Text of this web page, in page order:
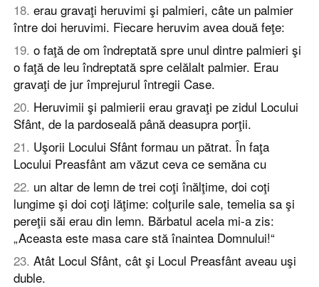
18. erau gravaţi heruvimi şi palmieri, câte un palmier
între doi heruvimi. Fiecare heruvim avea două feţe:
19. o faţă de om îndreptată spre unul dintre palmieri şi
o faţă de leu îndreptată spre celălalt palmier. Erau
gravaţi de jur împrejurul întregii Case.
20. Heruvimii şi palmierii erau gravaţi pe zidul Locului
Sfânt, de la pardoseală până deasupra porţii.
21. Uşorii Locului Sfânt formau un pătrat. În faţa
Locului Preasfânt am văzut ceva ce semăna cu
22. un altar de lemn de trei coţi înălţime, doi coţi
lungime şi doi coţi lăţime: colţurile sale, temelia sa şi
pereţii săi erau din lemn. Bărbatul acela mi-a zis:
„Aceasta este masa care stă înaintea Domnului!“
23. Atât Locul Sfânt, cât şi Locul Preasfânt aveau uşi
duble.